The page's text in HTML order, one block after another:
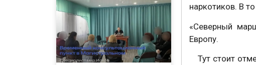
наркотиков. В
«Северный
Европу.
⠀ Тут стоит